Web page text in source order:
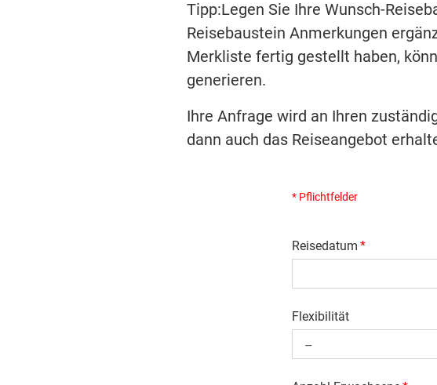
Tipp:Legen Sie Ihre Wunsch-
Reisebaustein Anmerkungen
Merkliste fertig gestellt haben,
generieren.
Ihre Anfrage wird an Ihren
dann auch das Reiseangebot
* Pflichtfelder
Reisedatum *
Flexibilität